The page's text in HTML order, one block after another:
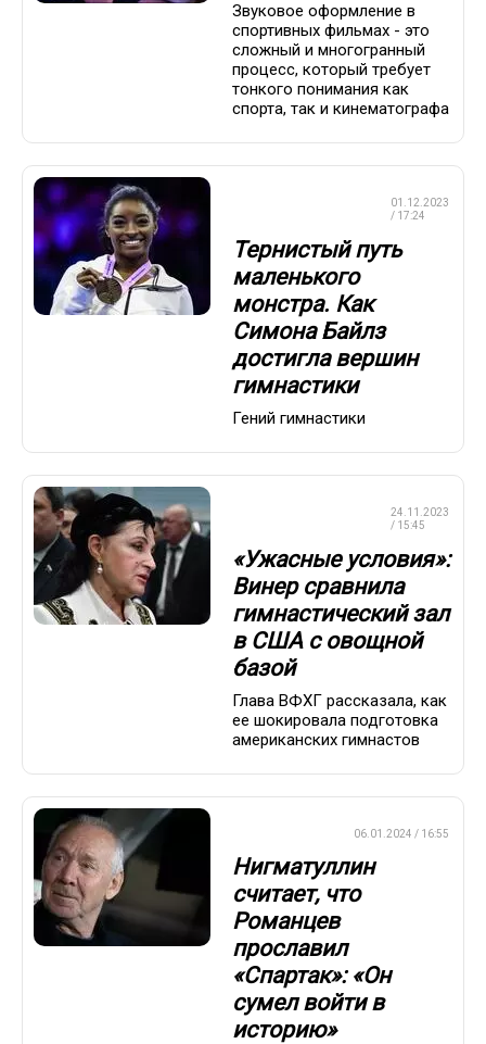
Звуковое оформление в
спортивных фильмах - это
сложный и многогранный
процесс, который требует
тонкого понимания как
спорта, так и кинематографа
01.12.2023
/ 17:24
Тернистый путь
маленького
монстра. Как
Симона Байлз
достигла вершин
гимнастики
Гений гимнастики
24.11.2023
/ 15:45
«Ужасные условия»:
Винер сравнила
гимнастический зал
в США с овощной
базой
Глава ВФХГ рассказала, как
ее шокировала подготовка
американских гимнастов
06.01.2024 / 16:55
Нигматуллин
считает, что
Романцев
прославил
«Спартак»: «Он
сумел войти в
историю»